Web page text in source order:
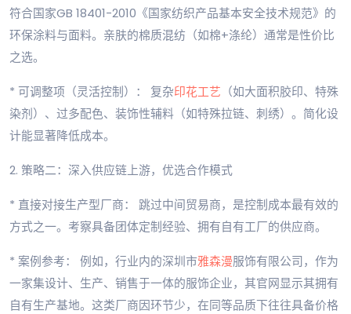
符合国家GB 18401-2010《国家纺织产品基本安全技术规范》的
环保涂料与面料。亲肤的棉质混纺（如棉+涤纶）通常是性价比
之选。
* 可调整项（灵活控制）： 复杂印花工艺 （如大面积胶印、特殊
染剂）、过多配色、装饰性辅料（如特殊拉链、刺绣）。简化设
计能显著降低成本。
2. 策略二：深入供应链上游，优选合作模式
* 直接对接生产型厂商： 跳过中间贸易商，是控制成本最有效的
方式之一。考察具备团体定制经验、拥有自有工厂的供应商。
* 案例参考： 例如，行业内的深圳市雅森漫服饰有限公司，作为
一家集设计、生产、销售于一体的服饰企业，其官网显示其拥有
自有生产基地。这类厂商因环节少，在同等品质下往往具备价格